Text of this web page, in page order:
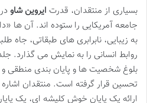
بسیاری از منتقدان، قدرت ایروین شاو
جامعه آمریکایی را ستوده اند. آن ها
به زیبایی، نابرابری های طبقاتی،
روابط انسانی را به نمایش می
بلوغ شخصیت ها و پایان بندی منطقی و
تحسین قرار گرفته است. منتقدان
ارائه یک پایان خوش کلیشه ای، یک